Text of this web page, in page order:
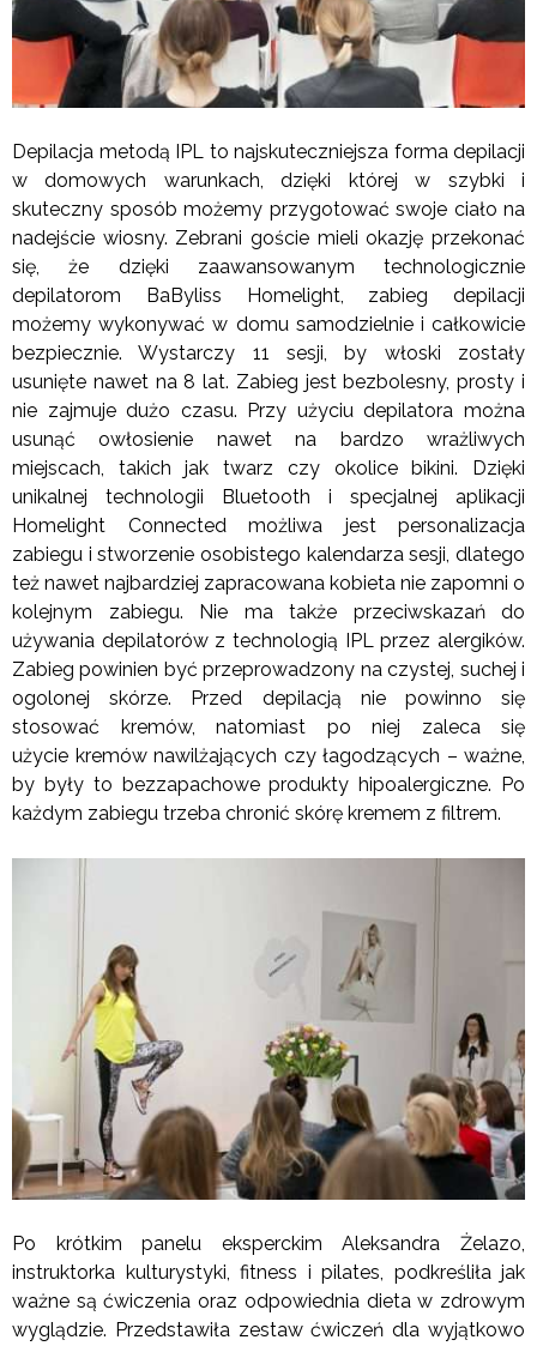
Depilacja metodą IPL to najskuteczniejsza forma depilacji
w domowych warunkach, dzięki której w szybki i
skuteczny sposób możemy przygotować swoje ciało na
nadejście wiosny. Zebrani goście mieli okazję przekonać
się, że dzięki zaawansowanym technologicznie
depilatorom BaByliss Homelight, zabieg depilacji
możemy wykonywać w domu samodzielnie i całkowicie
bezpiecznie. Wystarczy 11 sesji, by włoski zostały
usunięte nawet na 8 lat. Zabieg jest bezbolesny, prosty i
nie zajmuje dużo czasu. Przy użyciu depilatora można
usunąć owłosienie nawet na bardzo wrażliwych
miejscach, takich jak twarz czy okolice bikini. Dzięki
unikalnej technologii Bluetooth i specjalnej aplikacji
Homelight Connected możliwa jest personalizacja
zabiegu i stworzenie osobistego kalendarza sesji, dlatego
też nawet najbardziej zapracowana kobieta nie zapomni o
kolejnym zabiegu. Nie ma także przeciwskazań do
używania depilatorów z technologią IPL przez alergików.
Zabieg powinien być przeprowadzony na czystej, suchej i
ogolonej skórze. Przed depilacją nie powinno się
stosować kremów, natomiast po niej zaleca się
użycie kremów nawilżających czy łagodzących – ważne,
by były to bezzapachowe produkty hipoalergiczne. Po
każdym zabiegu trzeba chronić skórę kremem z filtrem.
Po krótkim panelu eksperckim Aleksandra Żelazo,
instruktorka kulturystyki, fitness i pilates, podkreśliła jak
ważne są ćwiczenia oraz odpowiednia dieta w zdrowym
wyglądzie. Przedstawiła zestaw ćwiczeń dla wyjątkowo